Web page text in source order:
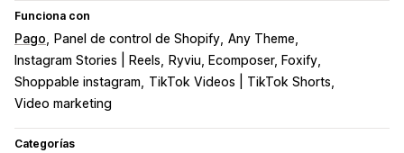
Funciona con
Pago Panel de control de Shopify Any Theme
Instagram Stories | Reels
Ryviu, Ecomposer, Foxify
Shoppable instagram
TikTok Videos | TikTok Shorts
Video marketing
Categorías